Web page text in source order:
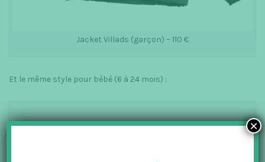
Jacket Villads (garçon) – 110 €
Et le même style pour bébé (6 à 24 mois) :
×